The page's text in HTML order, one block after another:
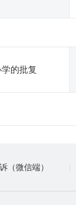
的批复
（微信端）